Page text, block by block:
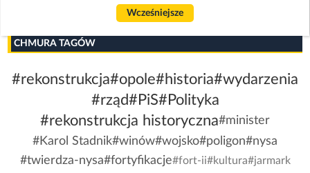
Wcześniejsze
CHMURA TAGÓW
#rekonstrukcja#opole#historia#wydarzenia
#rząd#PiS#Polityka
#rekonstrukcja historyczna#minister
#Karol Stadnik#winów#wojsko#poligon#nysa
#twierdza-nysa#fortyfikacje#fort-ii#kultura#jarmark